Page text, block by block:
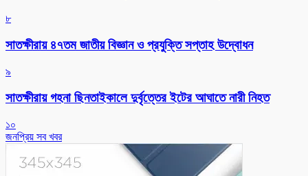
৮
সাতক্ষীরায় ৪৭তম জাতীয় বিজ্ঞান ও প্রযুক্তি সপ্তাহ উদ্বোধন
৯
সাতক্ষীরায় গহনা ছিনতাইকালে দুর্বৃত্তের ইটের আঘাতে নারী নিহত
১০
জনপ্রিয় সব খবর